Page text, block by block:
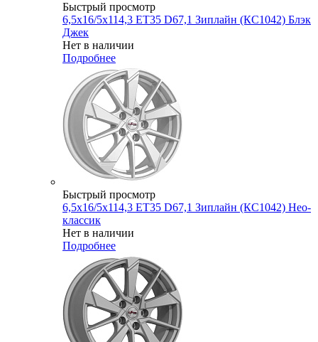
Быстрый просмотр
6,5x16/5x114,3 ET35 D67,1 Зиплайн (КС1042) Блэк
Джек
Нет в наличии
Подробнее
Быстрый просмотр
6,5x16/5x114,3 ET35 D67,1 Зиплайн (КС1042) Нео-
классик
Нет в наличии
Подробнее